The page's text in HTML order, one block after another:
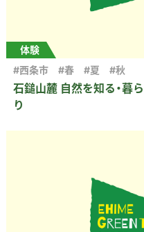
体験
石鎚山麓 自然を知る・暮
り
#西条市 #春 #夏 #秋